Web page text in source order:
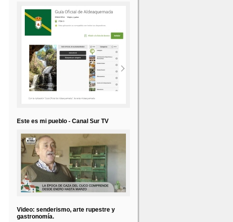
Este es mi pueblo - Canal Sur TV
Video: senderismo, arte rupestre y
gastronomía.